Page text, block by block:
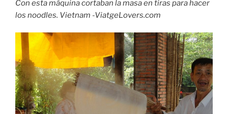
Con esta máquina cortaban la masa en tiras para hacer
los noodles. Vietnam -ViatgeLovers.com